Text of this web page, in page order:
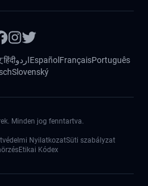
हिंदीاردوEspañol FrançaisPortuguês
Slovenský
Minden jog fenntartva.
NyilatkozatSüti szabályzat
Etikai Kódex